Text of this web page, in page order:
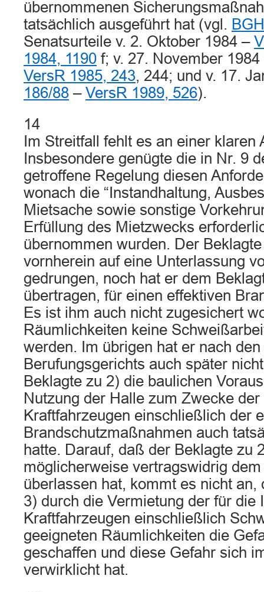
übernommenen
tatsächlich ausgeführt hat (vgl.
Senatsurteile v. 2. Oktober 1984 –
1984, 1190 f; v. 27. November
VersR 1985, 243, 244; und v. 17.
186/88 – VersR 1989, 526).
14
Im Streitfall fehlt es an einer klaren
Insbesondere genügte die in Nr. 9
getroffene Regelung diesen
wonach die “Instandhaltung,
Mietsache sowie sonstige
Erfüllung des Mietzwecks
übernommen wurden. Der
vornherein auf eine Unterlassung
gedrungen, noch hat er dem
übertragen, für einen effektiven
Es ist ihm auch nicht zugesichert
Räumlichkeiten keine
werden. Im übrigen hat er nach
Berufungsgerichts auch später
Beklagte zu 2) die baulichen
Nutzung der Halle zum Zwecke
Kraftfahrzeugen einschließlich der
Brandschutzmaßnahmen auch
hatte. Darauf, daß der Beklagte zu
möglicherweise vertragswidrig
überlassen hat, kommt es nicht an,
3) durch die Vermietung der für die
Kraftfahrzeugen einschließlich
geeigneten Räumlichkeiten die
geschaffen und diese Gefahr sich
verwirklicht hat.